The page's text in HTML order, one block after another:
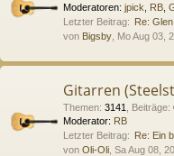
Moderatoren: jpick RB
Letzter Beitrag: Re:
von Bigsby , Mo Aug 03,
Gitarren
Themen: 3141 Beiträge:
Moderator: RB
Letzter Beitrag: Re: Ein
von Oli-Oli , Sa Aug 08,